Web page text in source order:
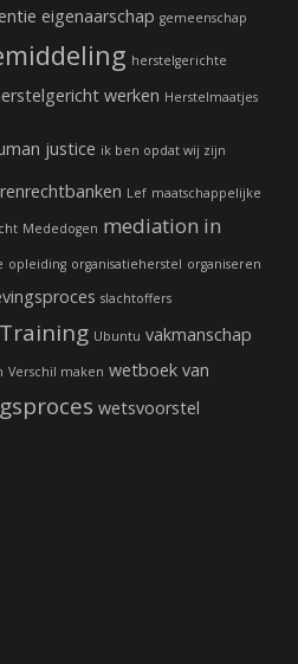
eigenaarschap gemeenschap
herstelgerichte
werken Herstelmaatjes
justice ik ben opdat wij zijn
Lef maatschappelijke
Mededogen mediation in
opleiding organisatieherstel organiseren
slachtoffers
Training Ubuntu vakmanschap
Verschil maken wetboek van
wetsvoorstel